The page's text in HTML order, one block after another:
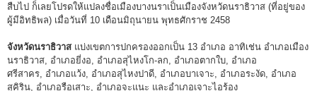
สืบไป ก็เลยโปรดให้แปลงชื่อเมืองบางนราเป็นเมืองจังหวัดนราธิวาส (ที่อยู่ของ
ผู้มีอิทธิพล) เมื่อวันที่ 10 เดือนมิถุนายน พุทธศักราช 2458
จังหวัดนราธิวาสแบ่งเขตการปกครองออกเป็น 13 อำเภอ อาทิเช่น อำเภอเมือง
นราธิวาส, อำเภอยี่งอ, อำเภอสุไหงโก-ลก, อำเภอตากใบ, อำเภอ
ศรีสาคร, อำเภอแว้ง, อำเภอสุไหงปาดี, อำเภอบาเจาะ, อำเภอระงัด, อำเภอ
สุคิริน, อำเภอรือเสาะ, อำเภอจะแนะ และอำเภอเจาะไอร้อง